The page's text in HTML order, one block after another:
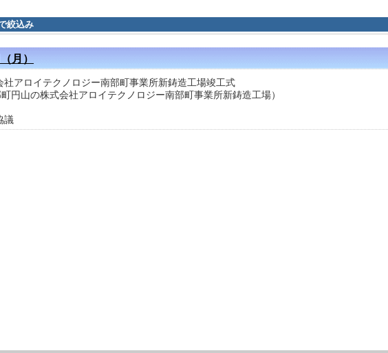
絞込み
月）
アロイテクノロジー南部町事業所新鋳造工場竣工式
株式会社アロイテクノロジー南部町事業所新鋳造工場）
議